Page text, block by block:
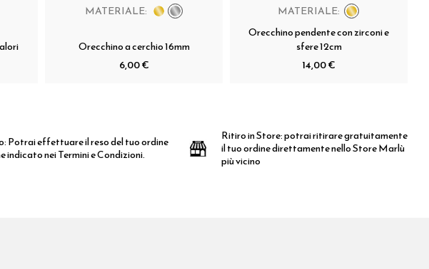
MATERIALE:
Orecchino a cerchio 16mm
6,00 €
MATERIALE:
Orecchino pendente con zirconi e
sfere 12cm
14,00 €
Potrai effettuare il reso del tuo ordine
indicato nei Termini e Condizioni.
Ritiro in Store:potrai ritirare gratuitamente
il tuo ordine direttamente nello Store Marlù
più vicino